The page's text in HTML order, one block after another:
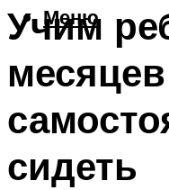
Меню
Учим
месяцев
сидеть